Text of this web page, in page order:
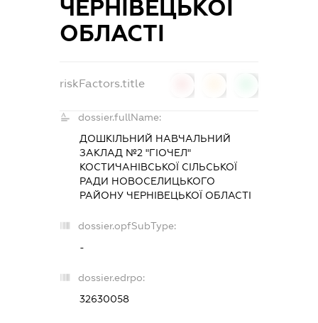
ЧЕРНІВЕЦЬКОЇ
ОБЛАСТІ
riskFactors.title
dossier.fullName:
ДОШКІЛЬНИЙ НАВЧАЛЬНИЙ
ЗАКЛАД №2 "ГІОЧЕЛ"
КОСТИЧАНІВСЬКОЇ СІЛЬСЬКОЇ
РАДИ НОВОСЕЛИЦЬКОГО
РАЙОНУ ЧЕРНІВЕЦЬКОЇ ОБЛАСТІ
dossier.opfSubType:
-
dossier.edrpo:
32630058